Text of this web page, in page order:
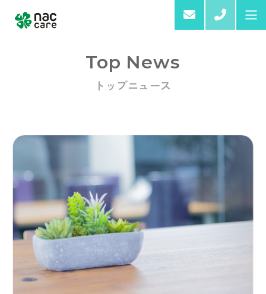
03-
About us
Services & Products
Top News
トップニュース